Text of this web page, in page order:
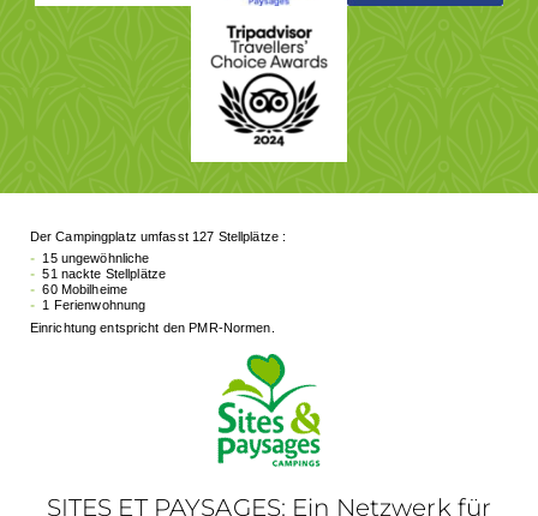
Der Campingplatz umfasst 127 Stellplätze :
15 ungewöhnliche
51 nackte Stellplätze
60 Mobilheime
1 Ferienwohnung
Einrichtung entspricht den PMR-Normen.
SITES ET PAYSAGES: Ein Netzwerk für